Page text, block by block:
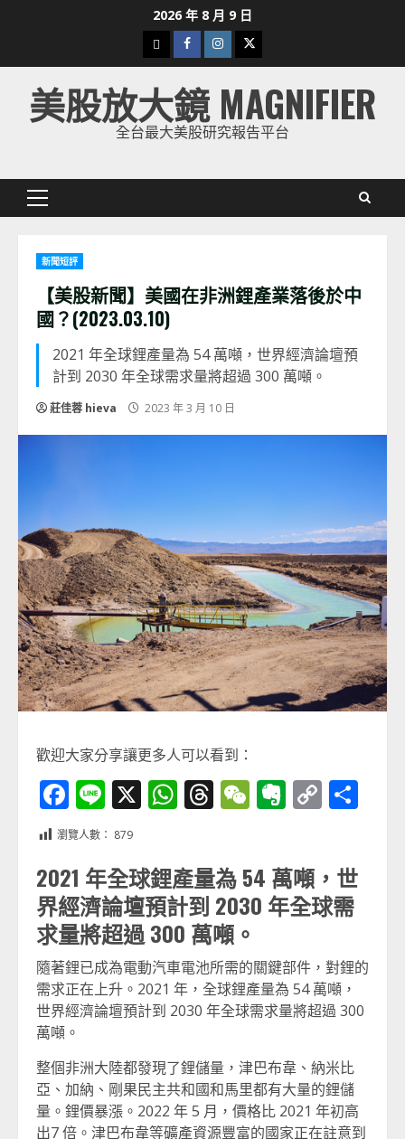
2026 年 8 月 9 日
下
載
美
股
Facebook
Instagram
Twitter
美股放大鏡 MAGNIFIER
全台最大美股研究報告平台
Primary
新聞短評
【美股新聞】美國在非洲鋰產業落後於中
國？(2023.03.10)
2021 年全球鋰產量為 54 萬噸，世界經濟論壇預
計到 2030 年全球需求量將超過 300 萬噸。
莊佳蓉 hieva 2023 年 3 月 10 日
歡迎大家分享讓更多人可以看到：
Facebook
Line
X WhatsApp
Threads
WeChat
Evernote
Copy
瀏覽人數： 879
2021 年全球鋰產量為 54 萬噸，世
界經濟論壇預計到 2030 年全球需
求量將超過 300 萬噸。
隨著鋰已成為電動汽車電池所需的關鍵部件，對鋰的
需求正在上升。2021 年，全球鋰產量為 54 萬噸，
世界經濟論壇預計到 2030 年全球需求量將超過 300
萬噸。
整個非洲大陸都發現了鋰儲量，津巴布韋、納米比
亞、加納、剛果民主共和國和馬里都有大量的鋰儲
量。鋰價暴漲。2022 年 5 月，價格比 2021 年初高
出7 倍。津巴布韋等礦產資源豐富的國家正在註意到